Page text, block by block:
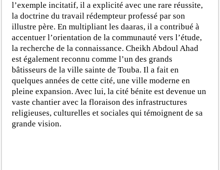
l’exemple incitatif, il a explicité avec une rare réussite,
la doctrine du travail rédempteur professé par son
illustre père. En multipliant les daaras, il a contribué à
accentuer l’orientation de la communauté vers l’étude,
la recherche de la connaissance. Cheikh Abdoul Ahad
est également reconnu comme l’un des grands
bâtisseurs de la ville sainte de Touba. Il a fait en
quelques années de cette cité, une ville moderne en
pleine expansion. Avec lui, la cité bénite est devenue un
vaste chantier avec la floraison des infrastructures
religieuses, culturelles et sociales qui témoignent de sa
grande vision.